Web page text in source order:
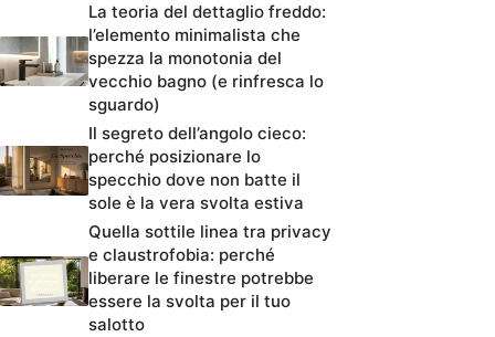
La teoria del dettaglio freddo:
l’elemento minimalista che
spezza la monotonia del
vecchio bagno (e rinfresca lo
sguardo)
Il segreto dell’angolo cieco:
perché posizionare lo
specchio dove non batte il
sole è la vera svolta estiva
Quella sottile linea tra privacy
e claustrofobia: perché
liberare le finestre potrebbe
essere la svolta per il tuo
salotto